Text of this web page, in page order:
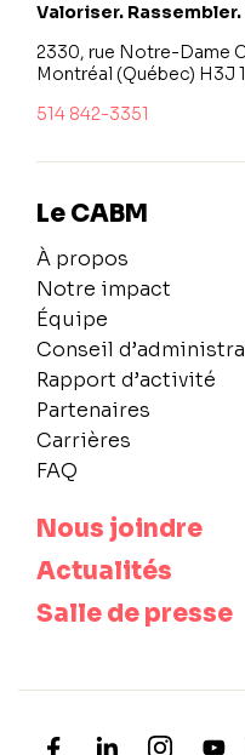
Valoriser.
2330, rue Notre-Dame
Montréal (Québec) H3J
514 842-3351
Le CABM
À propos
Notre impact
Équipe
Conseil
Rapport d’activité
Partenaires
Carrières
FAQ
Nous joindre
Actualités
Salle de presse